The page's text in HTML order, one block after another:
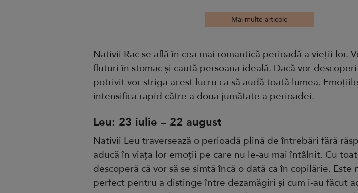
Mai multe articole
Nativii Rac se află în cea mai romantică perioadă a vieții lor.
fluturi în stomac și caută persoana ideală. Dacă vor
potrivit vor striga acest lucru ca să audă toată lumea.
intensifica rapid către a doua jumătate a perioadei.
Leu: 23 iulie – 22 august
Nativii Leu traversează o perioadă plină de întrebări fără
aducă în viața lor emoții pe care nu le-au mai întâlnit. Cu
descoperă că vor să se simtă încă o dată ca în copilărie. Este
perfect pentru a distinge între dezamăgiri și cum i-au făcut